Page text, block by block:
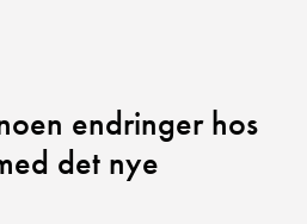
endringer hos
det nye